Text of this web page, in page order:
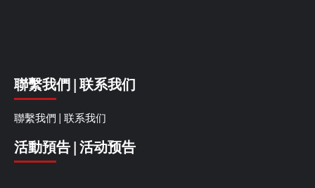
聯繫我們 | 联系我们
聯繫我們 | 联系我们
活動預告 | 活动预告